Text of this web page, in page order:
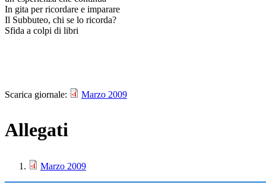
In gita per ricordare e imparare
Il Subbuteo, chi se lo ricorda?
Sfida a colpi di libri
Scarica giornale: Marzo 2009
Allegati
Marzo 2009